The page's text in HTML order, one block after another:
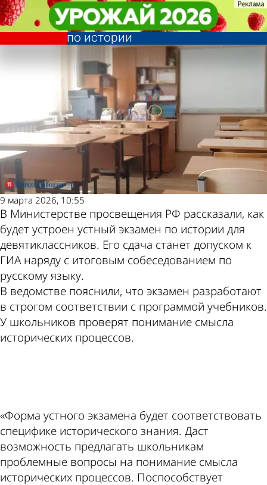
Стало известно, как будет
устроен обязательный экзамен
по истории
Учеба
9 марта 2026, 10:55
В Министерстве просвещения РФ рассказали, как
будет устроен устный экзамен по истории для
девятиклассников. Его сдача станет допуском к
ГИА наряду с итоговым собеседованием по
русскому языку.
В ведомстве пояснили, что экзамен разработают
в строгом соответствии с программой учебников.
У школьников проверят понимание смысла
исторических процессов.
«Форма устного экзамена будет соответствовать
специфике исторического знания. Даст
возможность предлагать школьникам
проблемные вопросы на понимание смысла
исторических процессов. Поспособствует
Стало известно, как будет
устроен обязательный экзамен
по истории
Учеба
Другие новости
по теме
Погода и курсы
валют в Пензе